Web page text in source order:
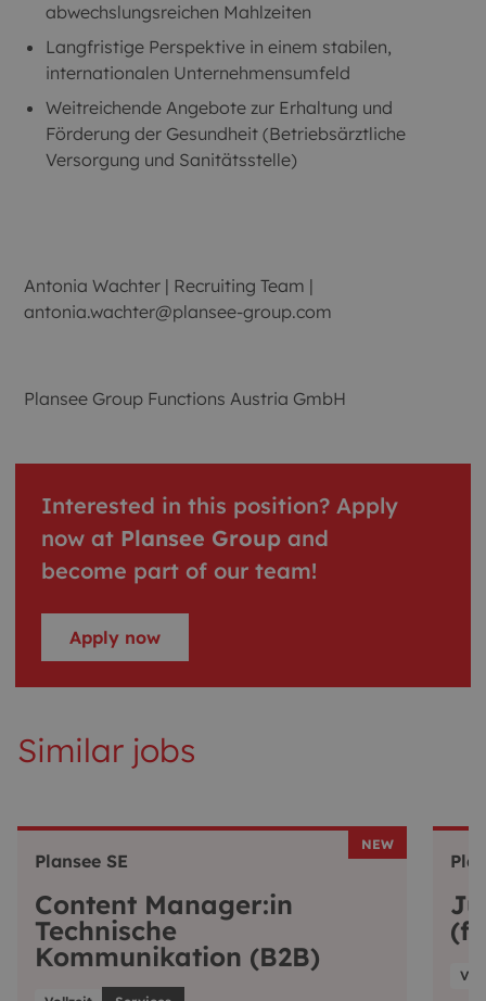
abwechslungsreichen Mahlzeiten
Langfristige Perspektive in einem stabilen,
internationalen Unternehmensumfeld
Weitreichende Angebote zur Erhaltung und
Förderung der Gesundheit (Betriebsärztliche
Versorgung und Sanitätsstelle)
Antonia Wachter | Recruiting Team |
antonia.wachter@plansee-group.com
Plansee Group Functions Austria GmbH
Interested in this position? Apply
now at Plansee Group and
become part of our team!
Apply now
Similar jobs
Plansee SE
Content Manager:in
Technische
Kommunikation (B2B)
NEW